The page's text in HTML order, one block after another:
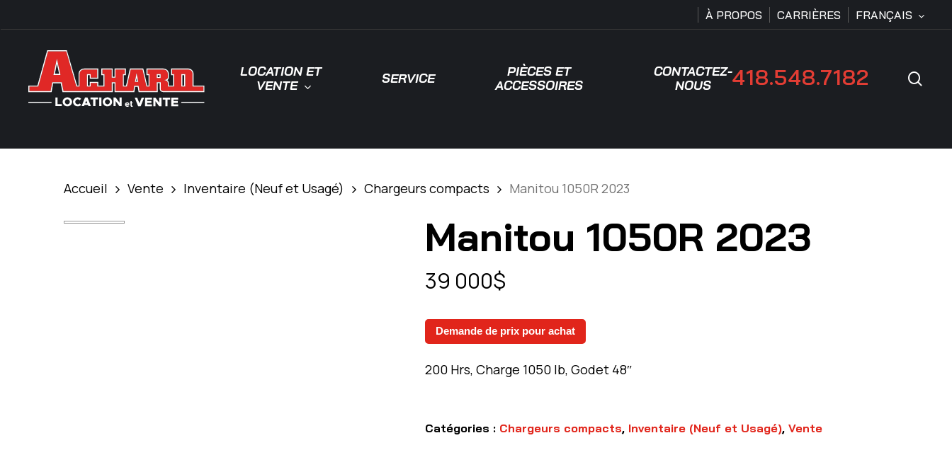
to
content
À PROPOS CARRIÈRES FRANÇAIS
LOCATION ET
VENTE
SERVICE
PIÈCES ET
ACCESSOIRES
CONTACTEZ-
NOUS
418.548.7182
Accueil Vente Inventaire (Neuf et Usagé) Chargeurs compacts Manitou 1050R 2023
Manitou 1050R 2023
39 000$
Demande de prix pour achat
200 Hrs, Charge 1050 lb, Godet 48″
Catégories : Chargeurs compacts, Inventaire (Neuf et Usagé), Vente